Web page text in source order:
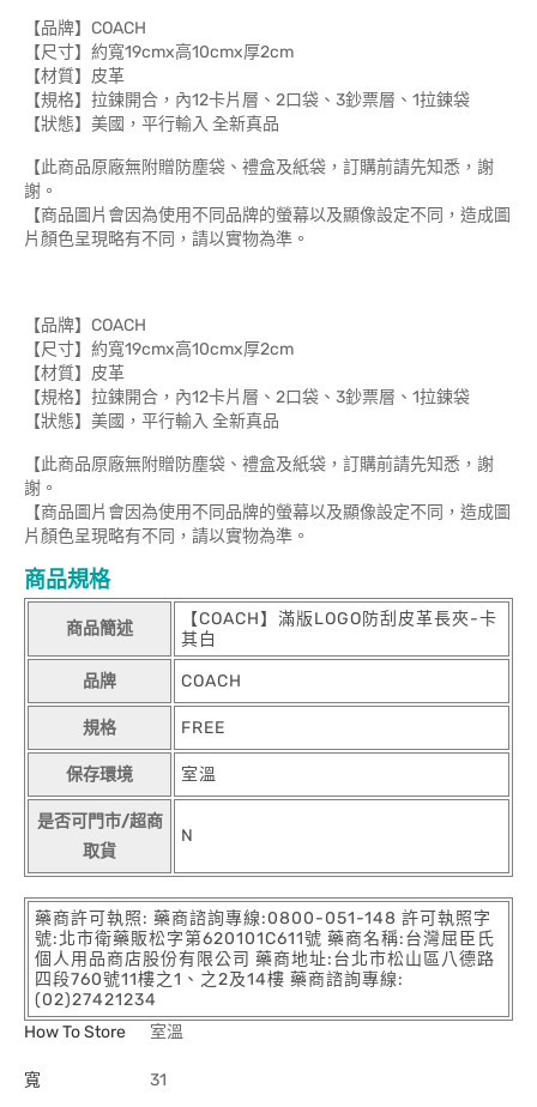
【品牌】COACH
【尺寸】約寬19cmx高10cmx厚2cm
【材質】皮革
【規格】拉鍊開合，內12卡片層、2口袋、3鈔票層、1拉鍊袋
【狀態】美國，平行輸入 全新真品
【此商品原廠無附贈防塵袋、禮盒及紙袋，訂購前請先知悉，謝
謝。
【商品圖片會因為使用不同品牌的螢幕以及顯像設定不同，造成圖
片顏色呈現略有不同，請以實物為準。
【品牌】COACH
【尺寸】約寬19cmx高10cmx厚2cm
【材質】皮革
【規格】拉鍊開合，內12卡片層、2口袋、3鈔票層、1拉鍊袋
【狀態】美國，平行輸入 全新真品
【此商品原廠無附贈防塵袋、禮盒及紙袋，訂購前請先知悉，謝
謝。
【商品圖片會因為使用不同品牌的螢幕以及顯像設定不同，造成圖
片顏色呈現略有不同，請以實物為準。
商品規格
商品簡述
【COACH】滿版LOGO防刮皮革長夾-卡
其白
品牌 COACH
規格 FREE
保存環境 室溫
是否可門市/超商
取貨
N
藥商許可執照: 藥商諮詢專線:0800-051-148 許可執照字
號:北市衛藥販松字第620101C611號 藥商名稱:台灣屈臣氏
個人用品商店股份有限公司 藥商地址:台北市松山區八德路
四段760號11樓之1、之2及14樓 藥商諮詢專線:
(02)27421234
How To Store
室溫
寬 31